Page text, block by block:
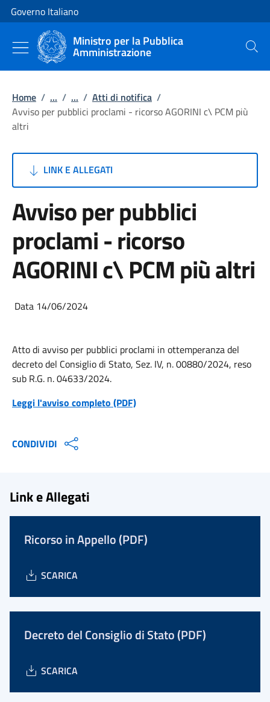
Vai al contenuto
Vai alla navigazione del sito
Governo Italiano
Ministro per la Pubblica
Amministrazione Cerca
Home / ... / ... / Atti di notifica /
Avviso per pubblici proclami - ricorso AGORINI c\ PCM più
altri
LINK E ALLEGATI
Avviso per pubblici
proclami - ricorso
AGORINI c\ PCM più altri
Data 14/06/2024
Atto di avviso per pubblici proclami in ottemperanza del
decreto del Consiglio di Stato, Sez. IV, n. 00880/2024, reso
sub R.G. n. 04633/2024.
Leggi l'avviso completo (PDF)
CONDIVIDI
Link e Allegati
Ricorso in Appello (PDF)
SCARICA
Decreto del Consiglio di Stato (PDF)
SCARICA